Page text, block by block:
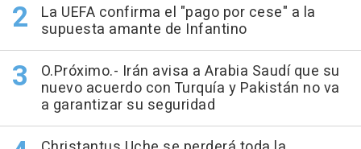
La UEFA confirma el "pago por cese" a la
supuesta amante de Infantino
O.Próximo.- Irán avisa a Arabia Saudí que su
nuevo acuerdo con Turquía y Pakistán no va
a garantizar su seguridad